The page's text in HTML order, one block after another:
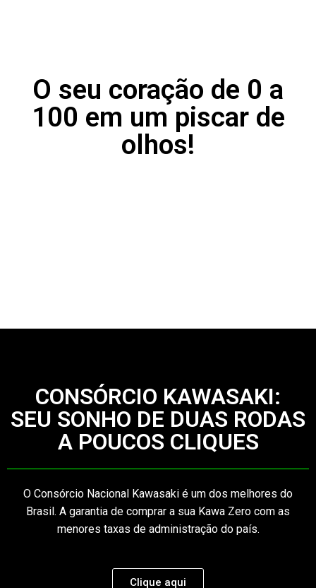
O seu coração de 0 a
100 em um piscar de
olhos!
CONSÓRCIO KAWASAKI:
SEU SONHO DE DUAS RODAS
A POUCOS CLIQUES
O Consórcio Nacional Kawasaki é um dos melhores do
Brasil. A garantia de comprar a sua Kawa Zero com as
menores taxas de administração do país.
Clique aqui